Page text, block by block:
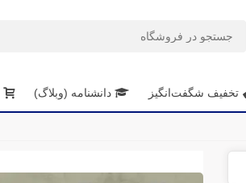
تخفیف شگفت‌انگیز دانشنامه (وبلاگ)